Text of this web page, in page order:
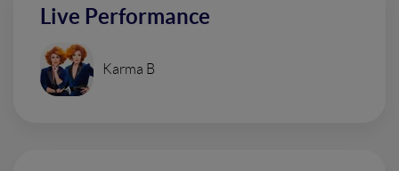
Live Performance
Karma B